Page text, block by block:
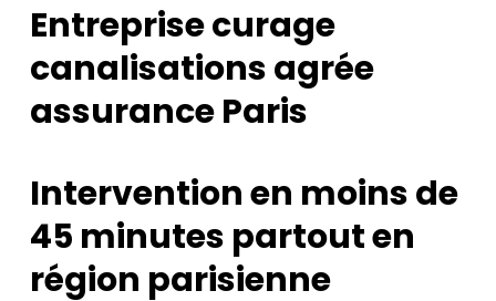
Entreprise curage
canalisations agrée
assurance Paris
Intervention en moins de
45 minutes partout en
région parisienne